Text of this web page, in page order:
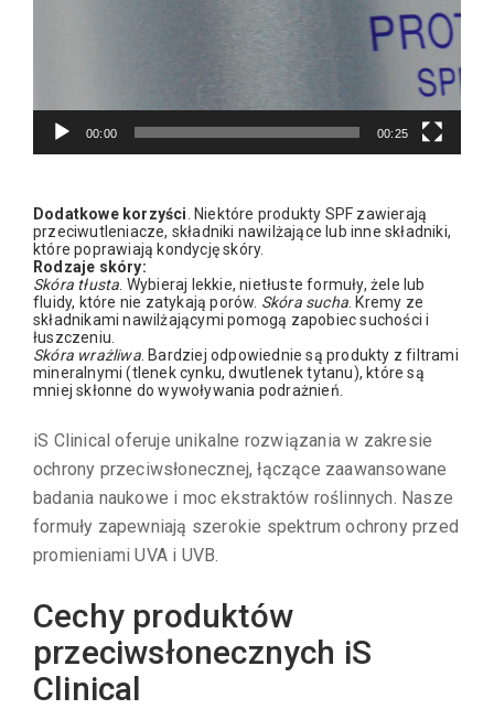
00:00 00:25
Dodatkowe korzyści
. Niektóre produkty SPF zawierają
przeciwutleniacze, składniki nawilżające lub inne składniki,
które poprawiają kondycję skóry.
Rodzaje skóry:
Skóra tłusta . Wybieraj lekkie, nietłuste formuły, żele lub
fluidy, które nie zatykają porów. Skóra sucha . Kremy ze
składnikami nawilżającymi pomogą zapobiec suchości i
łuszczeniu.
Skóra wrażliwa. Bardziej odpowiednie są produkty z filtrami
mineralnymi (tlenek cynku, dwutlenek tytanu), które są
mniej skłonne do wywoływania podrażnień.
iS Clinical oferuje unikalne rozwiązania w zakresie
ochrony przeciwsłonecznej, łączące zaawansowane
badania naukowe i moc ekstraktów roślinnych. Nasze
formuły zapewniają szerokie spektrum ochrony przed
promieniami UVA i UVB.
Cechy produktów
przeciwsłonecznych iS
Clinical